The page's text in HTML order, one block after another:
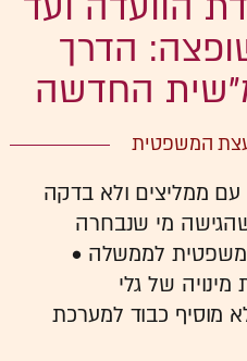
הדרך
החדשה
המשפטית
ממליצים ולא בדקה
מי שנבחרה
לממשלה •
של גלי
מוסיף כבוד למערכת